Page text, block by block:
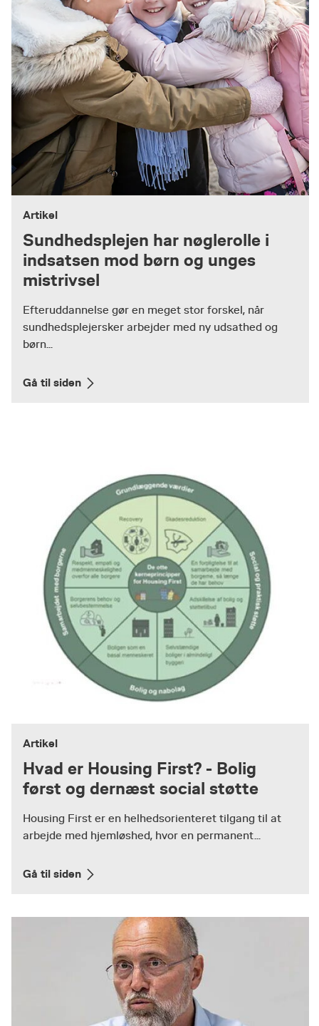
Artikel
Sundhedsplejen har nøglerolle i
indsatsen mod børn og unges
mistrivsel
Efteruddannelse gør en meget stor forskel, når
sundhedsplejersker arbejder med ny udsathed og
børn...
Gå til siden
Artikel
Hvad er Housing First? - Bolig
først og dernæst social støtte
Housing First er en helhedsorienteret tilgang til at
arbejde med hjemløshed, hvor en permanent...
Gå til siden